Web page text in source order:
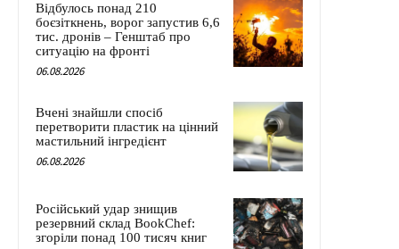
Відбулось понад 210
боєзіткнень, ворог запустив 6,6
тис. дронів – Генштаб про
ситуацію на фронті
06.08.2026
Вчені знайшли спосіб
перетворити пластик на цінний
мастильний інгредієнт
06.08.2026
Російський удар знищив
резервний склад BookChef:
згоріли понад 100 тисяч книг